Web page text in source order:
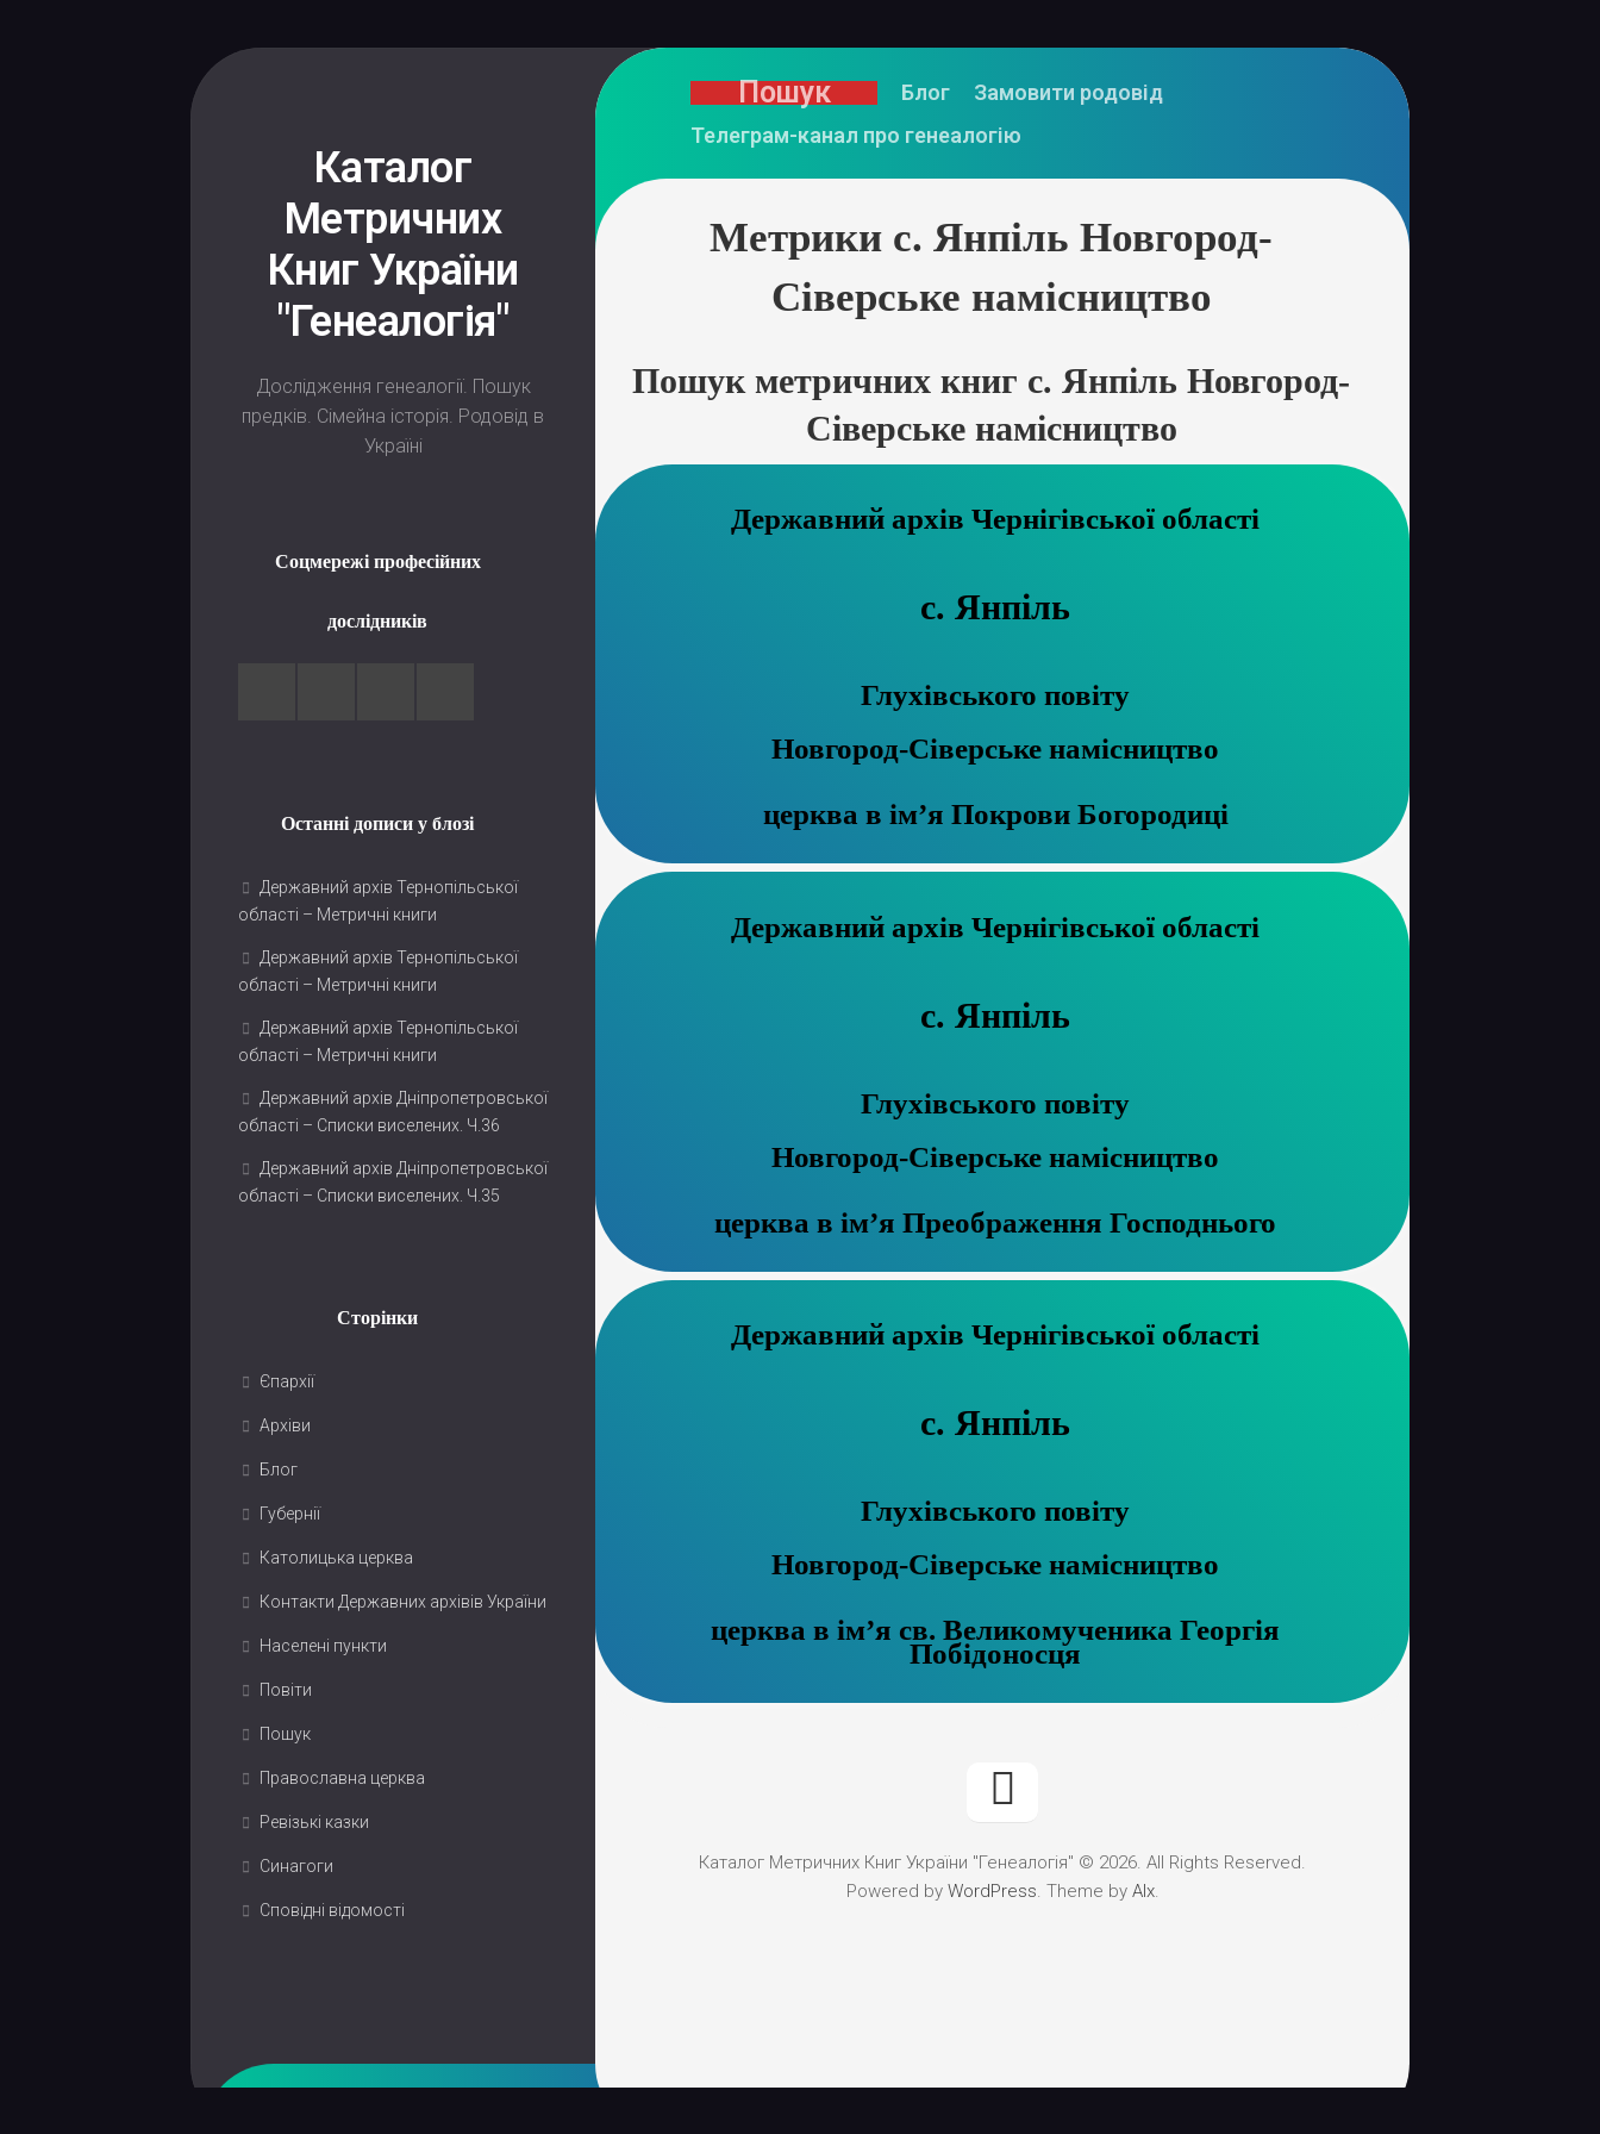
Каталог
Метричних
Книг України
"Генеалогія"
Дослідження генеалогії. Пошук
предків. Сімейна історія. Родовід в
Україні
Соцмережі професійних
дослідників
Останні дописи у блозі
Державний архів Тернопільської
області – Метричні книги
Державний архів Тернопільської
області – Метричні книги
Державний архів Тернопільської
області – Метричні книги
Державний архів Дніпропетровської
області – Списки виселених. Ч.36
Державний архів Дніпропетровської
області – Списки виселених. Ч.35
Сторінки
Єпархії
Архіви
Блог
Губернії
Католицька церква
Контакти Державних архівів України
Населені пункти
Повіти
Пошук
Православна церква
Ревізькі казки
Синагоги
Сповідні відомості
Пошук Блог
Замовити родовід
Телеграм-канал про генеалогію
Метрики с. Янпіль Новгород-
Сіверське намісництво
Пошук метричних книг с. Янпіль Новгород-
Сіверське намісництво
Державний архів Чернігівської області
с. Янпіль
Глухівського повіту
Новгород-Сіверське намісництво
церква в ім’я Покрови Богородиці
Державний архів Чернігівської області
с. Янпіль
Глухівського повіту
Новгород-Сіверське намісництво
церква в ім’я Преображення Господнього
Державний архів Чернігівської області
с. Янпіль
Глухівського повіту
Новгород-Сіверське намісництво
церква в ім’я св. Великомученика Георгія
Побідоносця
Каталог Метричних Книг України "Генеалогія" © 2026. All Rights Reserved.
Powered by WordPress. Theme by Alx.